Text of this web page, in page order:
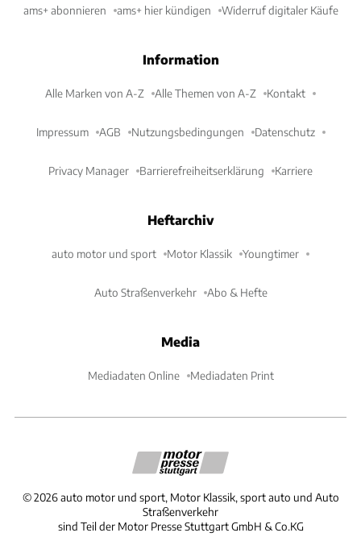
ams+ abonnieren ams+ hier kündigen Widerruf digitaler Käufe
Information
Alle Marken von A-Z Alle Themen von A-Z Kontakt
Impressum AGB Nutzungsbedingungen Datenschutz
Privacy Manager Barrierefreiheitserklärung Karriere
Heftarchiv
auto motor und sport Motor Klassik Youngtimer
Auto Straßenverkehr Abo & Hefte
Media
Mediadaten Online Mediadaten Print
©2026 auto motor und sport, Motor Klassik, sport auto und Auto
Straßenverkehr
sind Teil der Motor Presse Stuttgart GmbH & Co.KG